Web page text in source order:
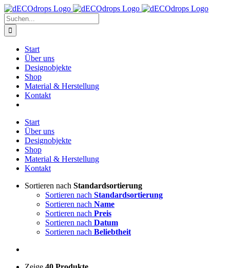
Zum
Inhalt
springen
Suche
nach:
Start
Über uns
Designobjekte
Shop
Material & Herstellung
Kontakt
Start
Über uns
Designobjekte
Shop
Material & Herstellung
Kontakt
Sortieren nach Standardsortierung
Sortieren nach Standardsortierung
Sortieren nach Name
Sortieren nach Preis
Sortieren nach Datum
Sortieren nach Beliebtheit